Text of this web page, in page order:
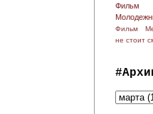
Фильм
Фильм
не стоит